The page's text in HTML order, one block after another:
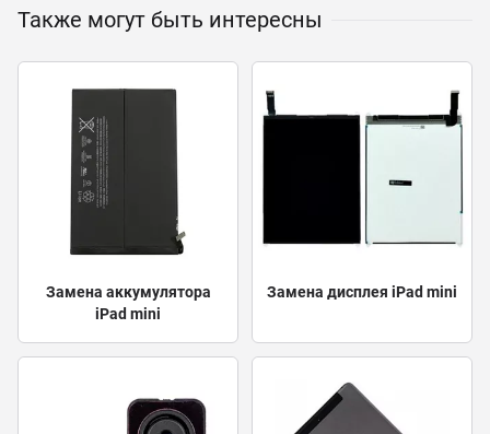
Также могут быть интересны
Замена аккумулятора
iPad mini
Замена дисплея iPad mini